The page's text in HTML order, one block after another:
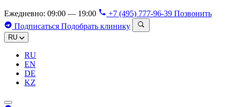
Ежедневно: 09:00 — 19:00 +7 (495) 777-96-39 Позвонить
Подписаться Подобрать клинику
RU
RU
EN
DE
KZ